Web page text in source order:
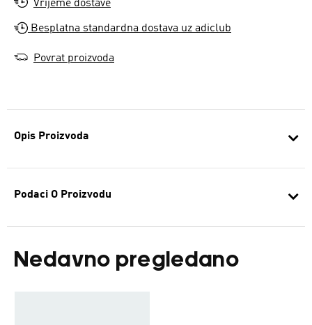
Opis Proizvoda
Podaci O Proizvodu
Nedavno pregledano
Vrijeme dostave
Besplatna standardna dostava uz adiclub
Povrat proizvoda